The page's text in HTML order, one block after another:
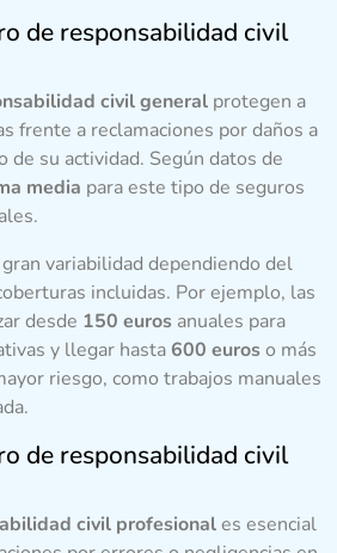
de responsabilidad civil
civil general protegen a
frente a reclamaciones por daños a
de su actividad. Según datos de
media para este tipo de seguros
variabilidad dependiendo del
incluidas. Por ejemplo, las
desde 150 euros anuales para
y llegar hasta 600 euroso más
riesgo, como trabajos manuales
de responsabilidad civil
civil profesionales esencial